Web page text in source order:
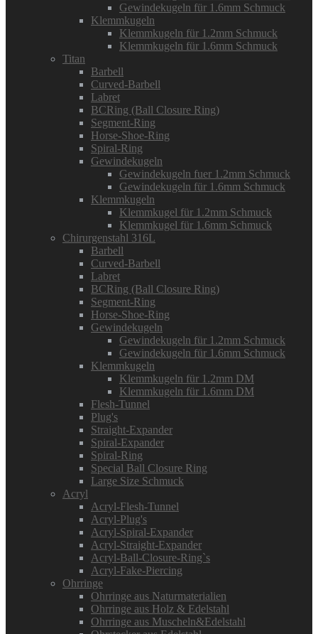
Gewindekugeln für 1.6mm Schmuck
Klemmkugeln
Klemmkugeln für 1.2mm Schmuck
Klemmkugeln für 1.6mm Schmuck
Titan
Barbell
Curved-Barbell
Labret
BCRing (Ball Closure Ring)
Segment-Ring
Horse-Shoe-Ring
Spiral-Ring
Gewindekugeln
Gewindekugeln fuer 1.2mm Schmuck
Gewindekugeln für 1.6mm Schmuck
Klemmkugeln
Klemmkugel für 1.2mm Schmuck
Klemmkugel für 1.6mm Schmuck
Chirurgenstahl 316L
Barbell
Curved-Barbell
Labret
BCRing (Ball Closure Ring)
Segment-Ring
Horse-Shoe-Ring
Gewindekugeln
Gewindekugeln für 1.2mm Schmuck
Gewindekugeln für 1.6mm Schmuck
Klemmkugeln
Klemmkugeln für 1.2mm DM
Klemmkugeln für 1.6mm DM
Flesh-Tunnel
Plug's
Straight-Expander
Spiral-Expander
Spiral-Ring
Special Ball Closure Ring
Large Size Schmuck
Acryl
Acryl-Flesh-Tunnel
Acryl-Plug's
Acryl-Spiral-Expander
Acryl-Straight-Expander
Acryl-Ball-Closure-Ring`s
Acryl-Fake-Piercing
Ohrringe
Ohrringe aus Naturmaterialien
Ohrringe aus Holz & Edelstahl
Ohrringe aus Muscheln&Edelstahl